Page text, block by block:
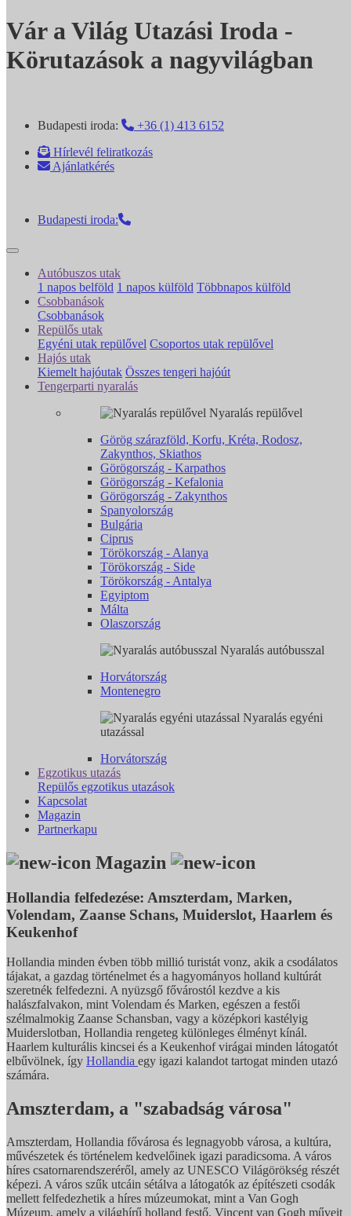
Vár a Világ Utazási Iroda -
Körutazások a nagyvilágban
Budapesti iroda:
+36 (1) 413 6152
Hírlevél feliratkozás
Ajánlatkérés
Budapesti iroda:
Autóbuszos utak
1 napos belföld 1 napos külföld Többnapos külföld
Csobbanások
Csobbanások
Repülős utak
Egyéni utak repülővel Csoportos utak repülővel
Hajós utak
Kiemelt hajóutak Összes tengeri hajóút
Tengerparti nyaralás
Nyaralás repülővel
Görög szárazföld, Korfu, Kréta, Rodosz,
Zakynthos, Skiathos
Görögország - Karpathos
Görögország - Kefalonia
Görögország - Zakynthos
Spanyolország
Bulgária
Ciprus
Törökország - Alanya
Törökország - Side
Törökország - Antalya
Egyiptom
Málta
Olaszország
Nyaralás autóbusszal
Horvátország
Montenegro
Nyaralás egyéni
utazással
Horvátország
Egzotikus utazás
Repülős egzotikus utazások
Kapcsolat
Magazin
Partnerkapu
Magazin
Hollandia felfedezése: Amszterdam, Marken,
Volendam, Zaanse Schans, Muiderslot, Haarlem és
Keukenhof
Hollandia minden évben több millió turistát vonz, akik a csodálatos
tájakat, a gazdag történelmet és a hagyományos holland kultúrát
szeretnék felfedezni. A nyüzsgő fővárostól kezdve a kis
halászfalvakon, mint Volendam és Marken, egészen a festői
szélmalmokig Zaanse Schansban, vagy a középkori kastélyig
Muiderslotban, Hollandia rengeteg különleges élményt kínál.
Haarlem kulturális kincsei és a Keukenhof virágai minden látogatót
elbűvölnek, így Hollandia egy igazi kalandot tartogat minden utazó
számára.
Amszterdam, a "szabadság városa"
Amszterdam, Hollandia fővárosa és legnagyobb városa, a kultúra,
művészetek és történelem kedvelőinek igazi paradicsoma. A város
híres csatornarendszeréről, amely az UNESCO Világörökség részét
képezi. A város szűk utcáin sétálva a látogatók az építészeti csodák
mellett felfedezhetik a híres múzeumokat, mint a Van Gogh
Múzeum, amely a világhírű holland festő, Vincent van Gogh műveit